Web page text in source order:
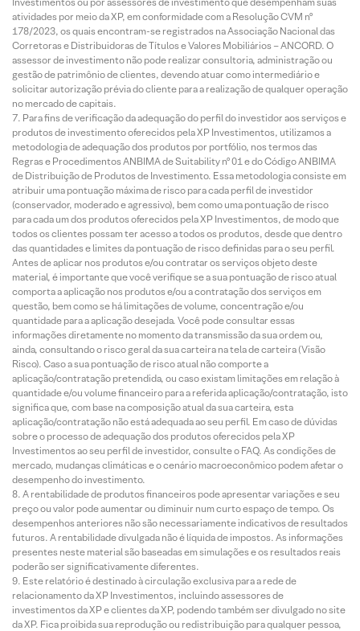
atividades por meio da XP, em conformidade com a Resolução CVM nº
178/2023, os quais encontram-se registrados na Associação Nacional das
Corretoras e Distribuidoras de Títulos e Valores Mobiliários – ANCORD. O
assessor de investimento não pode realizar consultoria, administração ou
gestão de patrimônio de clientes, devendo atuar como intermediário e
solicitar autorização prévia do cliente para a realização de qualquer operação
no mercado de capitais.
Para fins de verificação da adequação do perfil do investidor aos serviços e
produtos de investimento oferecidos pela XP Investimentos, utilizamos a
metodologia de adequação dos produtos por portfólio, nos termos das
Regras e Procedimentos ANBIMA de Suitability nº 01 e do Código ANBIMA
de Distribuição de Produtos de Investimento. Essa metodologia consiste em
atribuir uma pontuação máxima de risco para cada perfil de investidor
(conservador, moderado e agressivo), bem como uma pontuação de risco
para cada um dos produtos oferecidos pela XP Investimentos, de modo que
todos os clientes possam ter acesso a todos os produtos, desde que dentro
das quantidades e limites da pontuação de risco definidas para o seu perfil.
Antes de aplicar nos produtos e/ou contratar os serviços objeto deste
material, é importante que você verifique se a sua pontuação de risco atual
comporta a aplicação nos produtos e/ou a contratação dos serviços em
questão, bem como se há limitações de volume, concentração e/ou
quantidade para a aplicação desejada. Você pode consultar essas
informações diretamente no momento da transmissão da sua ordem ou,
ainda, consultando o risco geral da sua carteira na tela de carteira (Visão
Risco). Caso a sua pontuação de risco atual não comporte a
aplicação/contratação pretendida, ou caso existam limitações em relação à
quantidade e/ou volume financeiro para a referida aplicação/contratação, isto
significa que, com base na composição atual da sua carteira, esta
aplicação/contratação não está adequada ao seu perfil. Em caso de dúvidas
sobre o processo de adequação dos produtos oferecidos pela XP
Investimentos ao seu perfil de investidor, consulte o FAQ. As condições de
mercado, mudanças climáticas e o cenário macroeconômico podem afetar o
desempenho do investimento.
A rentabilidade de produtos financeiros pode apresentar variações e seu
preço ou valor pode aumentar ou diminuir num curto espaço de tempo. Os
desempenhos anteriores não são necessariamente indicativos de resultados
futuros. A rentabilidade divulgada não é líquida de impostos. As informações
presentes neste material são baseadas em simulações e os resultados reais
poderão ser significativamente diferentes.
Este relatório é destinado à circulação exclusiva para a rede de
relacionamento da XP Investimentos, incluindo assessores de
investimentos da XP e clientes da XP, podendo também ser divulgado no site
da XP. Fica proibida sua reprodução ou redistribuição para qualquer pessoa,